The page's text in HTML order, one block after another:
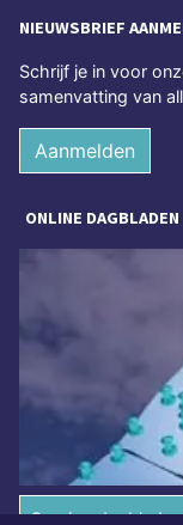
NIEUWSBRIEF
Schrijf je in voor
samenvatting van
Aanmelden
ONLINE DAGBLADEN
Overige